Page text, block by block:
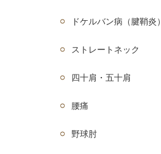
ドケルバン病（腱鞘炎）
ストレートネック
四十肩・五十肩
腰痛
野球肘